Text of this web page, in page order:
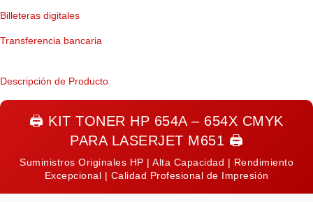
Billeteras digitales
Transferencia bancaria
Descripción de Producto
🖨️ KIT TONER HP 654A – 654X CMYK
PARA LASERJET M651 🖨️
Suministros Originales HP | Alta Capacidad | Rendimiento
Excepcional | Calidad Profesional de Impresión